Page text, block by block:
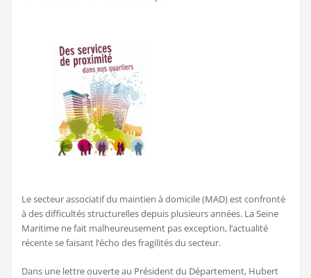
Le secteur associatif du maintien à domicile (MAD) est confronté
à des difficultés structurelles depuis plusieurs années. La Seine
Maritime ne fait malheureusement pas exception, l’actualité
récente se faisant l’écho des fragilités du secteur.
Dans une lettre ouverte au Président du Département, Hubert